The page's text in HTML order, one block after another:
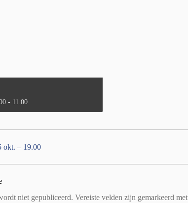
- 11:00
okt. – 19.00
niet gepubliceerd. Vereiste velden zijn gemarkeerd met